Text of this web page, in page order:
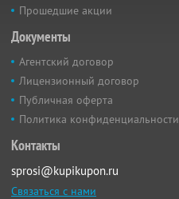
Прошедшие акции
Документы
Агентский договор
Лицензионный договор
Публичная оферта
Политика конфиденциальности
Контакты
sprosi@kupikupon.ru
Связаться с нами